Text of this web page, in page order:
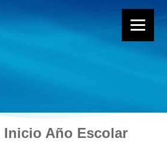
Año Escolar